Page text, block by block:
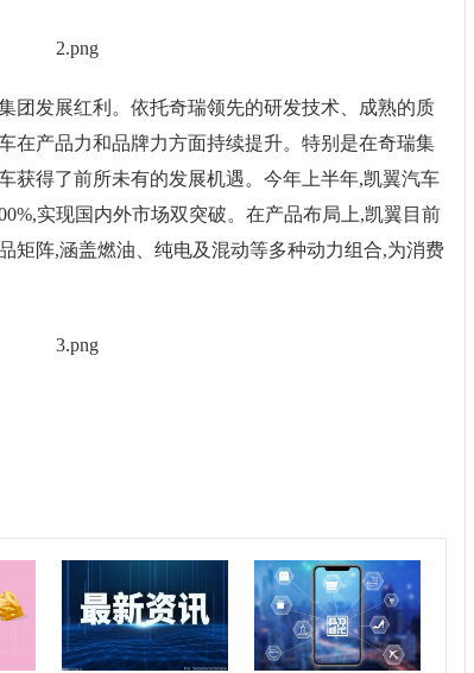
团发展红利。依托奇瑞领先的研发技术、成熟的质
在产品力和品牌力方面持续提升。特别是在奇瑞集
获得了前所未有的发展机遇。今年上半年,凯翼汽车
实现国内外市场双突破。在产品布局上,凯翼目前
矩阵,涵盖燃油、纯电及混动等多种动力组合,为消费